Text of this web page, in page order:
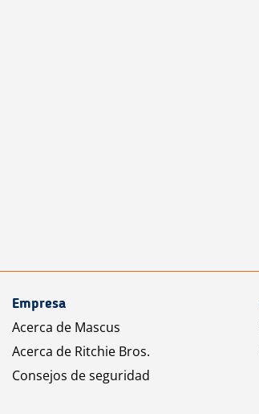
Empresa
Acerca de Mascus
Acerca de Ritchie Bros.
Consejos de seguridad